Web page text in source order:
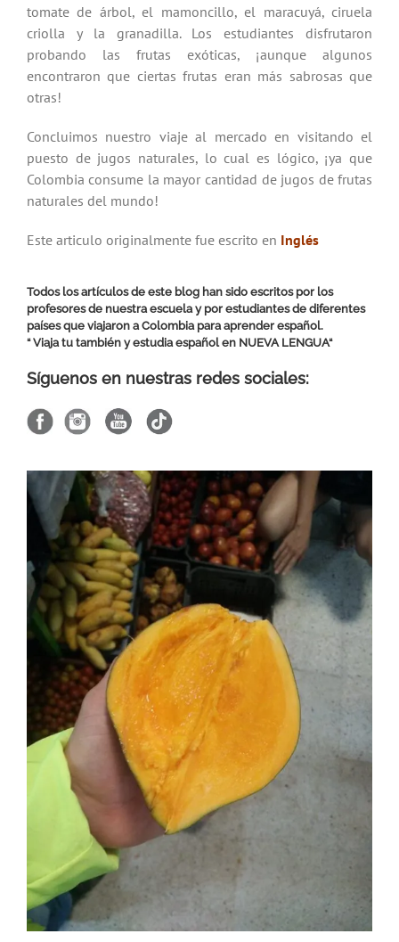
tomate de árbol, el mamoncillo, el maracuyá, ciruela
criolla y la granadilla. Los estudiantes disfrutaron
probando las frutas exóticas, ¡aunque algunos
encontraron que ciertas frutas eran más sabrosas que
otras!
Concluimos nuestro viaje al mercado en visitando el
puesto de jugos naturales, lo cual es lógico, ¡ya que
Colombia consume la mayor cantidad de jugos de frutas
naturales del mundo!
Este articulo originalmente fue escrito en Inglés
Todos los artículos de este blog han sido escritos por los
profesores de nuestra escuela y por estudiantes de diferentes
países que viajaron a Colombia para aprender español.
“ Viaja tu también y estudia español en NUEVA LENGUA“
Síguenos en nuestras redes sociales: